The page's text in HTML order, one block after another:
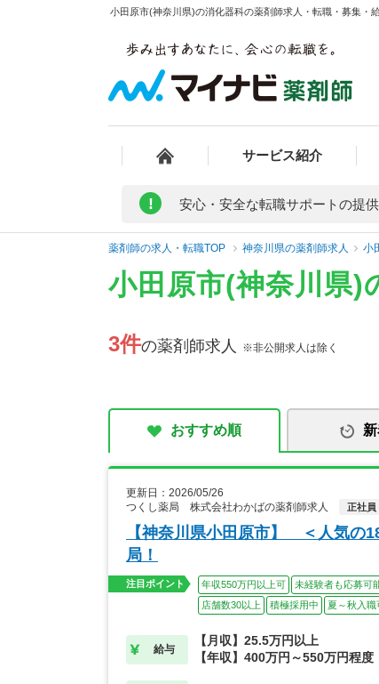
小田原市(神奈川県)の消化器科の薬剤師求人・転職・募集・
サービス紹介
! 安心・安全な転職サポートの提供
薬剤師の求人・転職TOP 神奈川県の薬剤師求人 小
小田原市(神奈川県)
3件の薬剤師求人 ※非公開求人は除く
おすすめ順
更新日：2026/05/26
つくし薬局 株式会社わかばの薬剤師求人
正社員
【神奈川県小田原市】 ＜人気の
局！
注目ポイント 年収550万円以上可 未経験者も応募可
店舗数30以上
積極採用中 夏～秋入職
給与
【月収】25.5万円以上
【年収】400万円～550万円程度